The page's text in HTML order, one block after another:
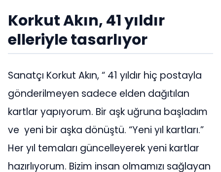
Korkut Akın, 41 yıldır
elleriyle tasarlıyor
Sanatçı Korkut Akın, “ 41 yıldır hiç postayla
gönderilmeyen sadece elden dağıtılan
kartlar yapıyorum. Bir aşk uğruna başladım
ve yeni bir aşka dönüştü. “Yeni yıl kartları.”
Her yıl temaları güncelleyerek yeni kartlar
hazırlıyorum. Bizim insan olmamızı sağlayan